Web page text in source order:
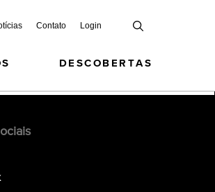
Contato Login
DESCOBERTAS